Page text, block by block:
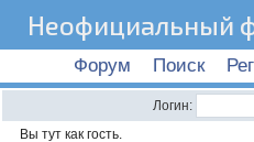
Неофициальный
Форум Поиск
Логин:
Вы тут как гость.